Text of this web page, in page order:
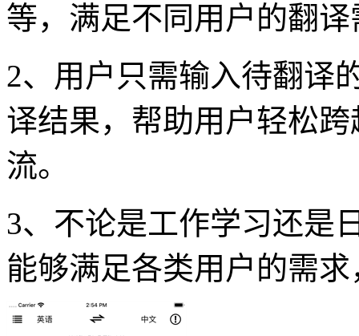
等，满足不同用户的翻译
2、用户只需输入待翻译
译结果，帮助用户轻松
流。
3、不论是工作学习还是
能够满足各类用户的需